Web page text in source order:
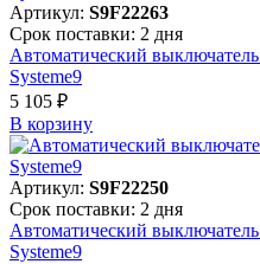
Артикул: S9F22263
Срок поставки: 2 дня
Автоматический
Systeme9
5 105 ₽
В корзинy
Артикул: S9F22250
Срок поставки: 2 дня
Автоматический
Systeme9